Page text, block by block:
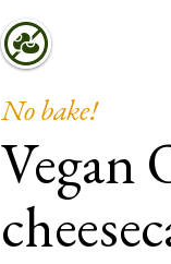
No bake!
Vegan